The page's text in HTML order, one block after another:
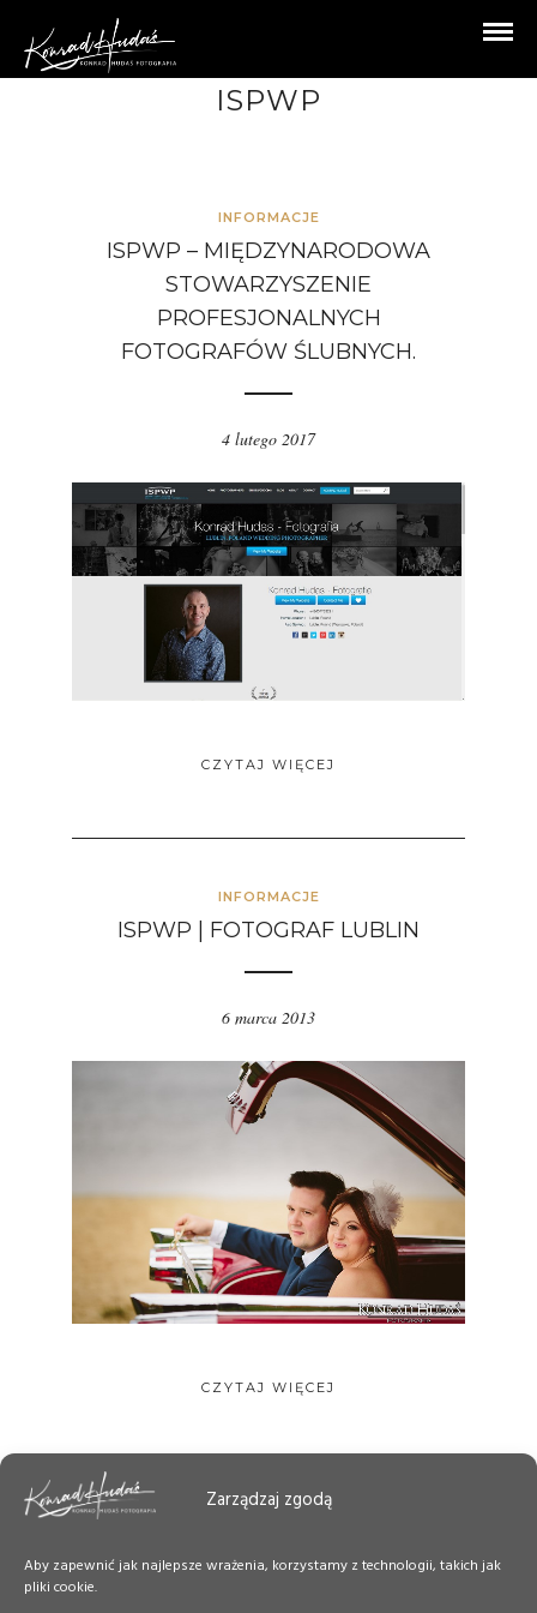
Zarządzaj zgodą
Aby zapewnić jak najlepsze wrażenia, korzystamy z technologii, takich jak
pliki cookie.
ISPWP
INFORMACJE
ISPWP – MIĘDZYNARODOWA
STOWARZYSZENIE
PROFESJONALNYCH
FOTOGRAFÓW ŚLUBNYCH.
4 lutego 2017
CZYTAJ WIĘCEJ
INFORMACJE
ISPWP | FOTOGRAF LUBLIN
6 marca 2013
CZYTAJ WIĘCEJ